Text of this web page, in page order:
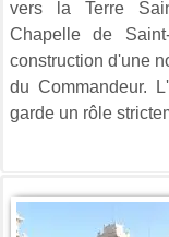
vers la Terre
Chapelle de
construction d'une
du Commandeur.
garde un rôle